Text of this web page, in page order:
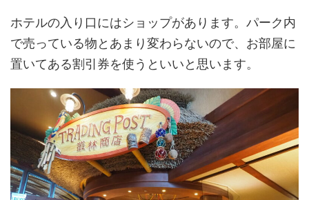
ホテルの入り口にはショップがあります。パーク内
で売っている物とあまり変わらないので、お部屋に
置いてある割引券を使うといいと思います。